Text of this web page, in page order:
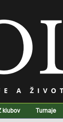
klubov Turnaje